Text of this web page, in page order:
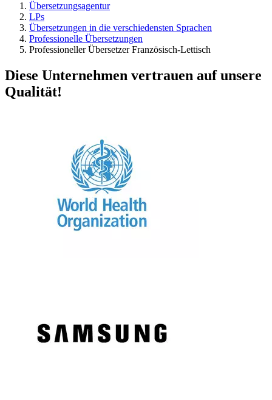
Übersetzungsagentur
LPs
Übersetzungen in die verschiedensten Sprachen
Professionelle Übersetzungen
Professioneller Übersetzer Französisch-Lettisch
Diese Unternehmen vertrauen auf unsere
Qualität!